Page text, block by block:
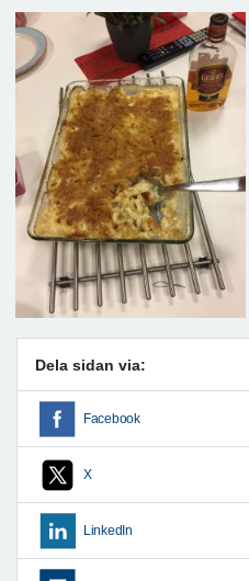
Dela sidan via:
Facebook
X
LinkedIn